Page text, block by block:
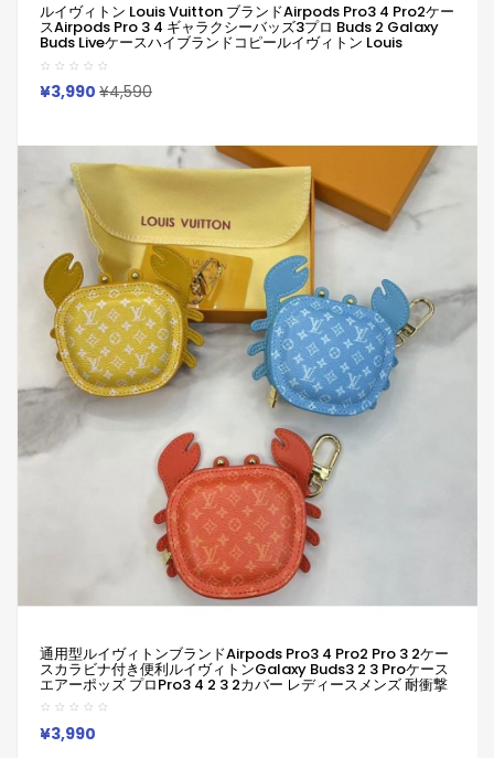
ルイヴィトン Louis Vuitton ブランドAirpods Pro3 4 Pro2ケー
スAirpods Pro 3 4 ギャラクシーバッズ3プロ Buds 2 Galaxy
Buds Liveケースハイブランドコピールイヴィトン Louis
Vuitton エアーポッズ 4 3 2 Pro2 Pro2 Galaxy Buds 3 Pro 2
Galaxy Buds Liveケースブランドレディースハイブランドルイ
ヴィトン Louis Vuitton エアーポッズpro2 3 4ケースジャケッ
ト
¥3,990 ¥4,590
通用型ルイヴィトンブランドairpods Pro3 4 Pro2 Pro 3 2ケー
スカラビナ付き便利ルイヴィトンGalaxy Buds3 2 3 Proケース
エアーポッズ プロpro3 4 2 3 2カバー レディースメンズ 耐衝撃
ルイヴィトンエアーポッズ プロ 2 Airpods Pro3 2 3 4ケース
¥3,990